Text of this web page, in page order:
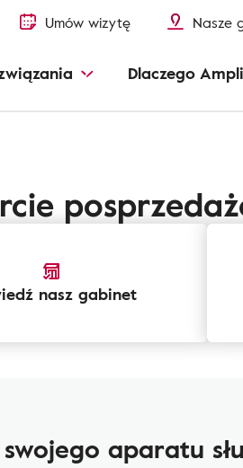
Umów wizytę Nasze
Dlaczego
nasz gabinet
aparatu